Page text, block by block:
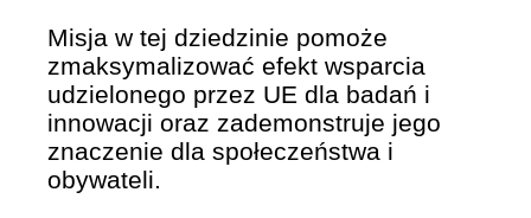
Misja w tej dziedzinie pomoże
zmaksymalizować efekt wsparcia
udzielonego przez UE dla badań i
innowacji oraz zademonstruje jego
znaczenie dla społeczeństwa i
obywateli.